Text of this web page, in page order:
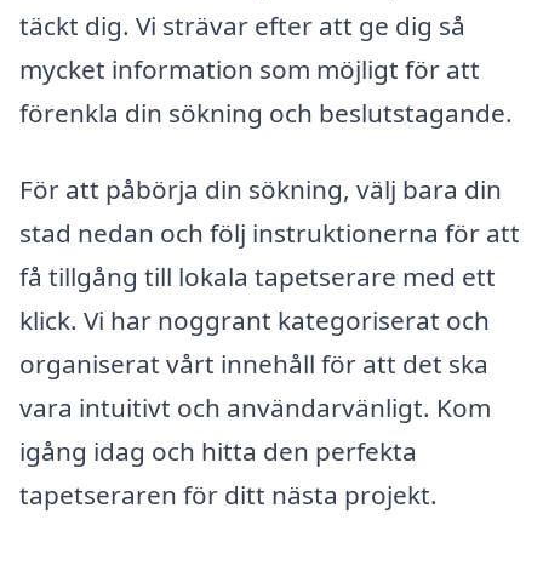
täckt dig. Vi strävar efter att ge dig så
mycket information som möjligt för att
förenkla din sökning och beslutstagande.
För att påbörja din sökning, välj bara din
stad nedan och följ instruktionerna för att
få tillgång till lokala tapetserare med ett
klick. Vi har noggrant kategoriserat och
organiserat vårt innehåll för att det ska
vara intuitivt och användarvänligt. Kom
igång idag och hitta den perfekta
tapetseraren för ditt nästa projekt.